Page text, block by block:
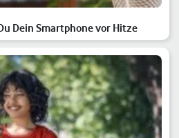
Dein Smartphone vor Hitze